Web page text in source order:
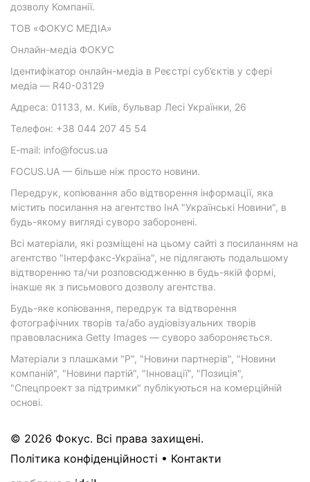
дозволу Компанії.
ТОВ «ФОКУС МЕДІА»
Онлайн-медіа ФОКУС
Ідентифікатор онлайн-медіа в Реєстрі суб’єктів у сфері
медіа — R40-03129
Адреса: 01133, м. Київ, бульвар Лесі Українки, 26
Телефон: +38 044 207 45 54
E-mail: info@focus.ua
FOCUS.UA — більше ніж просто новини.
Передрук, копіювання або відтворення інформації, яка
містить посилання на агентство ІнА "Українські Новини", в
будь-якому вигляді суворо заборонені.
Всі матеріали, які розміщені на цьому сайті з посиланням на
агентство "Інтерфакс-Україна", не підлягають подальшому
відтворенню та/чи розповсюдженню в будь-якій формі,
інакше як з письмового дозволу агентства.
Будь-яке копіювання, передрук та відтворення
фотографічних творів та/або аудіовізуальних творів
правовласника Getty Images — суворо забороняється.
Матеріали з плашками "Р", "Новини партнерів", "Новини
компаній", "Новини партій", "Інновації", "Позиція",
"Спецпроект за підтримки" публікуються на комерційній
основі.
© 2026 Фокус. Всі права захищені.
Політика конфіденційності • Контакти